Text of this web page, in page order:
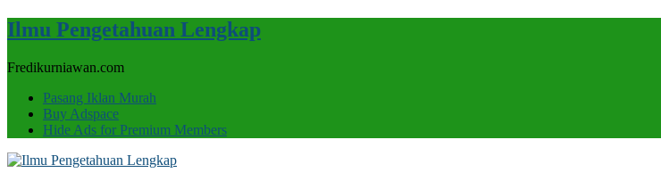
Ilmu Pengetahuan Lengkap
Fredikurniawan.com
Pasang Iklan Murah
Buy Adspace
Hide Ads for Premium Members